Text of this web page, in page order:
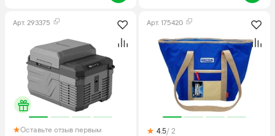
Арт. 293375
Оставьте отзыв первым
Арт. 175420
4.5/ 2